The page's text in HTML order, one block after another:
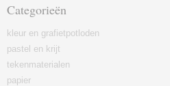
Categorieën
kleur en grafietpotloden
pastel en krijt
tekenmaterialen
papier